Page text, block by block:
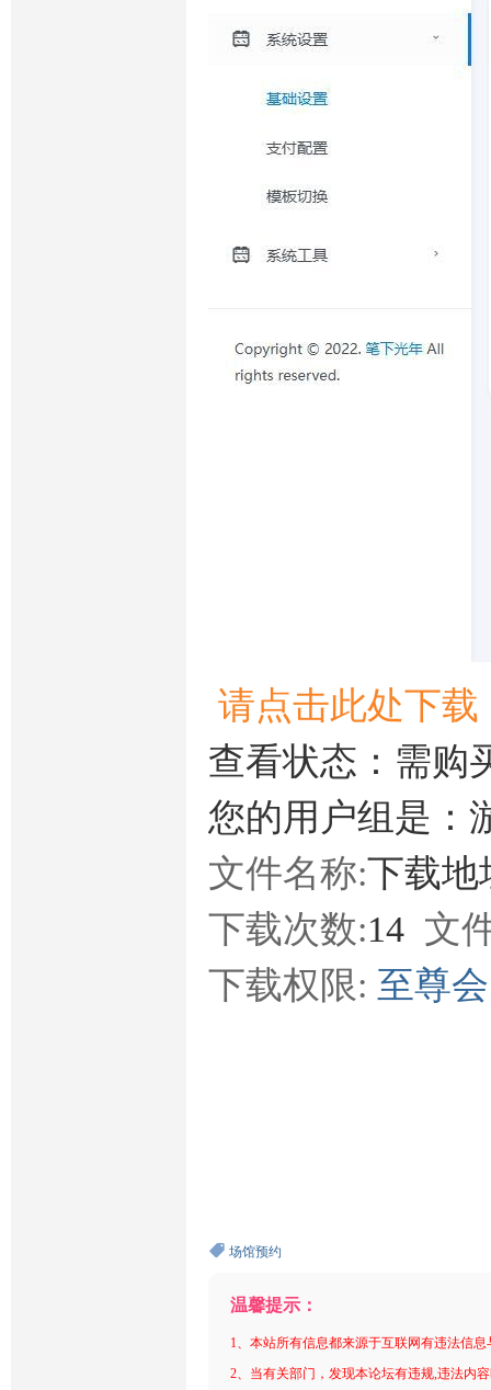
请点击此处下载
查看状态：需购
您的用户组是：
文件名称:下载
下载次数:14 文
下载权限: 至尊
场馆预约
温馨提示：
1、本站所有信息都来源于互联网有违法信
2、当有关部门，发现本论坛有违规,违法内